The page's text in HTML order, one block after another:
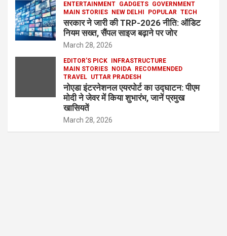
ENTERTAINMENT GADGETS GOVERNMENT
MAIN STORIES
NEW DELHI POPULAR TECH
सरकार ने जारी की TRP-2026 नीति: ऑडिट
नियम सख्त, सैंपल साइज बढ़ाने पर जोर
March 28, 2026
EDITOR'S PICK
INFRASTRUCTURE
MAIN STORIES
NOIDA
RECOMMENDED
TRAVEL UTTAR PRADESH
नोएडा इंटरनेशनल एयरपोर्ट का उद्घाटन: पीएम
मोदी ने जेवर में किया शुभारंभ, जानें प्रमुख
खासियतें
March 28, 2026